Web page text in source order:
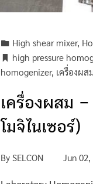
High shear mixer,
high pressure
homogenizer, เครื่องผส
เครื่องผสม
โมจิไนเซอร์)
BySELCON Jun